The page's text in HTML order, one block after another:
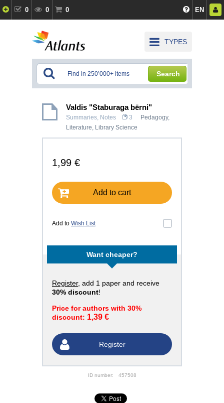
0 0 0 EN
TYPES
Search
Valdis "Staburaga bērni"
Summaries, Notes 3 Pedagogy,
Literature, Library Science
1,99 €
Add to cart
Add to Wish List
Want cheaper?
Register, add 1 paper and receive
30% discount!
Price for authors with 30%
discount: 1,39 €
Register
ID number: 457508